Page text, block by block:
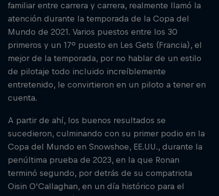
familiar entre carrera y carrera, realmente llamó la
atención durante la temporada de la Copa del
Mundo de 2021. Varios puestos entre los 30
primeros y un 17º puesto en Les Gets (Francia), el
mejor de la temporada, por no hablar de un estilo
de pilotaje todo incluido increíblemente
entretenido, le convirtieron en un piloto a tener en
cuenta.
A partir de ahí, los buenos resultados se
sucedieron, culminando con su primer podio en la
Copa del Mundo en Snowshoe, EE.UU., durante la
penúltima prueba de 2023, en la que Ronan
terminó segundo, por detrás de su compatriota
Oisin O'Callaghan, en un día histórico para el